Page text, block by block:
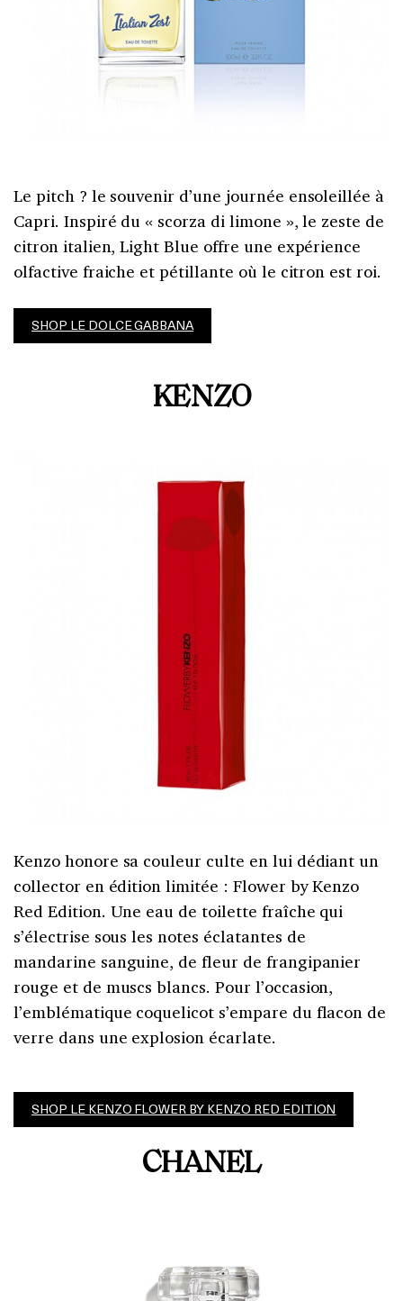
Le pitch ? le souvenir d’une journée ensoleillée à
Capri. Inspiré du « scorza di limone », le zeste de
citron italien, Light Blue offre une expérience
olfactive fraiche et pétillante où le citron est roi.
SHOP LE DOLCE GABBANA
KENZO
Kenzo honore sa couleur culte en lui dédiant un
collector en édition limitée : Flower by Kenzo
Red Edition. Une eau de toilette fraîche qui
s’électrise sous les notes éclatantes de
mandarine sanguine, de fleur de frangipanier
rouge et de muscs blancs. Pour l’occasion,
l’emblématique coquelicot s’empare du flacon de
verre dans une explosion écarlate.
SHOP LE KENZO FLOWER BY KENZO RED EDITION
CHANEL